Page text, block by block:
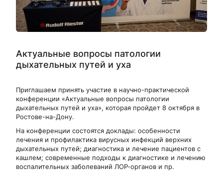
Актуальные вопросы патологии
дыхательных путей и уха
Приглашаем принять участие в научно-практической
конференции «Актуальные вопросы патологии
дыхательных путей и уха», которая пройдет 8 октября в
Ростове-на-Дону.
На конференции состоятся доклады: особенности
лечения и профилактика вирусных инфекций верхних
дыхательных путей; диагностика и лечение пациентов с
кашлем; современные подходы к диагностике и лечению
воспалительных заболеваний ЛОР-органов и пр.
политикой конфиденциальности